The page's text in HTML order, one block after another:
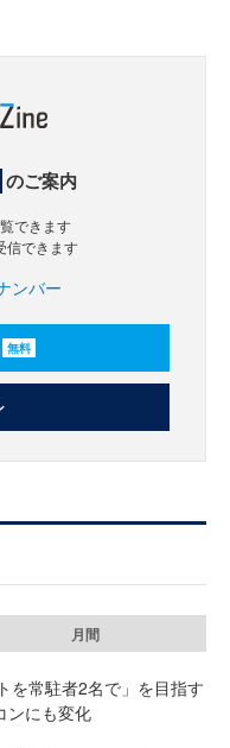
のご案内
できます
信できます
ンバー
無料
月間
を常駐者2名で」を目指す
ンにも変化